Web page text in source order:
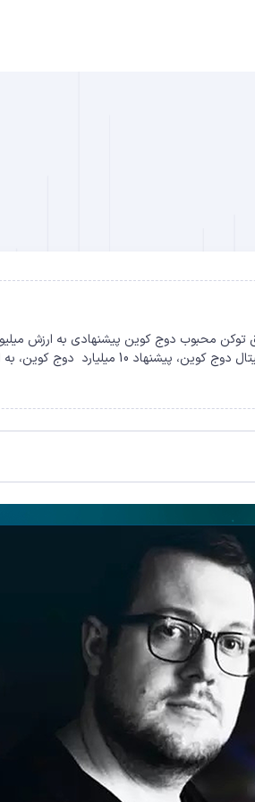
دوج چین را رد کرد خالق توکن محبوب دوج کوین پیشنهادی به ارزش
برای ترویج یک پروژه رمزارزی غیررسمی را رد کرد. بیلی مارکوس، یکی از بنیانگذاران ارز دیجیتال